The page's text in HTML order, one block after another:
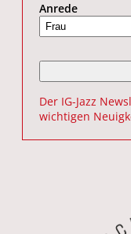
Anrede
Der IG-Jazz
wichtigen